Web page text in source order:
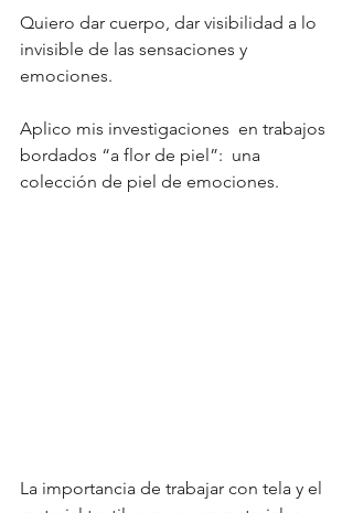
Quiero dar cuerpo, dar visibilidad a lo
invisible de las sensaciones y
emociones.
Aplico mis investigaciones  en trabajos
bordados “a flor de piel”:  una
colección de piel de emociones.
La importancia de trabajar con tela y el